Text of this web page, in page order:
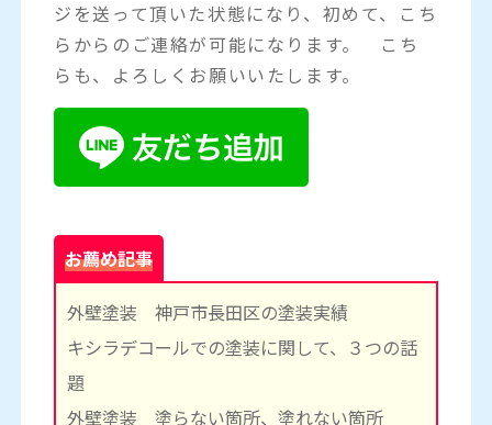
ジを送って頂いた状態になり、初めて、こち
らからのご連絡が可能になります。 こち
らも、よろしくお願いいたします。
お薦め記事
外壁塗装 神戸市長田区の塗装実績
キシラデコールでの塗装に関して、３つの話
題
外壁塗装 塗らない箇所、塗れない箇所